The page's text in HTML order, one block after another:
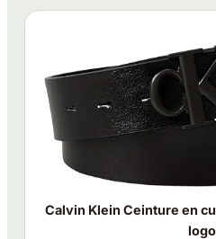
Calvin Klein Ceinture en
logo